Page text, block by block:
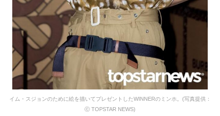
イム・スジョンのために絵を描いてプレゼントしたWINNERのミンホ。(写真提供：
ⓒ TOPSTAR NEWS)